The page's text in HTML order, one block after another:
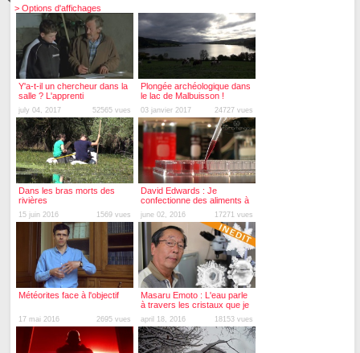
> Options d'affichages
Y'a-t-il un chercheur dans la
salle ? L'apprenti
july 04, 2017 52565 vues
Plongée archéologique dans
le lac de Malbuisson !
03 janvier 2017 24727 vues
Dans les bras morts des
rivières
15 juin 2016 1569 vues
David Edwards : Je
confectionne des aliments à
emballage comestible
june 02, 2016 17271 vues
Météorites face à l'objectif
17 mai 2016 2695 vues
Masaru Emoto : L'eau parle
à travers les cristaux que je
forme
april 18, 2016 18153 vues